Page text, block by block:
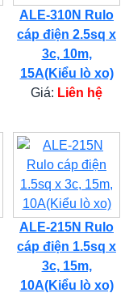
ALE-310N Rulo
cáp điện 2.5sq x
3c, 10m,
15A(Kiểu lò xo)
Giá: Liên hệ
ALE-215N Rulo
cáp điện 1.5sq x
3c, 15m,
10A(Kiểu lò xo)